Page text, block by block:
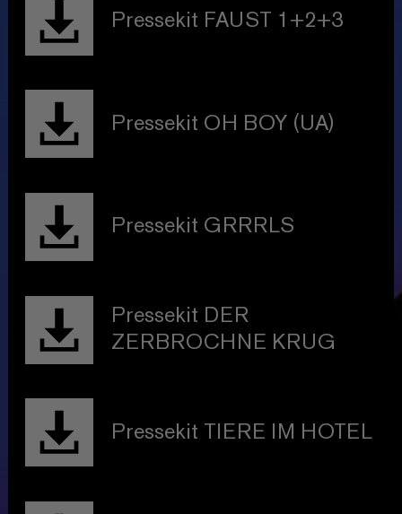
Pressekit FAUST 1+2+3
Pressekit OH BOY (UA)
Pressekit GRRRLS
Pressekit DER
ZERBROCHNE KRUG
Pressekit TIERE IM HOTEL